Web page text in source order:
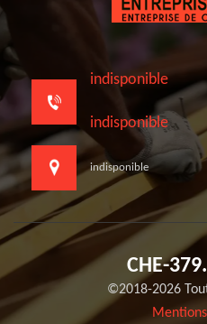
indisponible
indisponible
indisponible
CHE-
©2018-2026